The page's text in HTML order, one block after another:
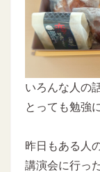
いろんな人の
とっても勉強
昨日もある人
講演会に行っ